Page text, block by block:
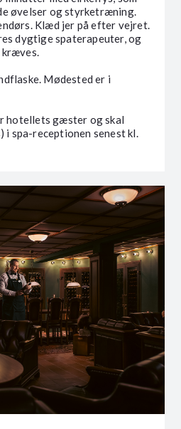
øvelser og styrketræning.
Klæd jer på efter vejret.
dygtige spaterapeuter, og
Mødested er i
hotellets gæster og skal
i spa-receptionen senest kl.